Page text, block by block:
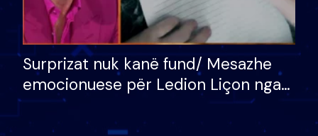
Surprizat nuk kanë fund/ Mesazhe
emocionuese për Ledion Liçon nga
nëna dhe fëmijët e tij, moderatori
nuk i mban dot lotët: Nuk meritoj…